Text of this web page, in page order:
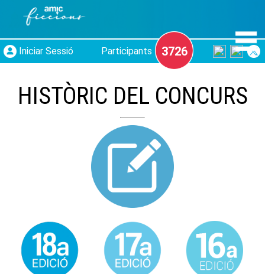
Iniciar Sessió Participants 3726
HISTÒRIC DEL CONCURS